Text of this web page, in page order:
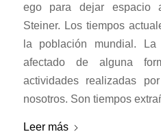
ego para dejar espacio
Steiner. Los tiempos
la población mundial.
afectado de alguna
actividades realizadas
nosotros. Son tiempos
Leer más